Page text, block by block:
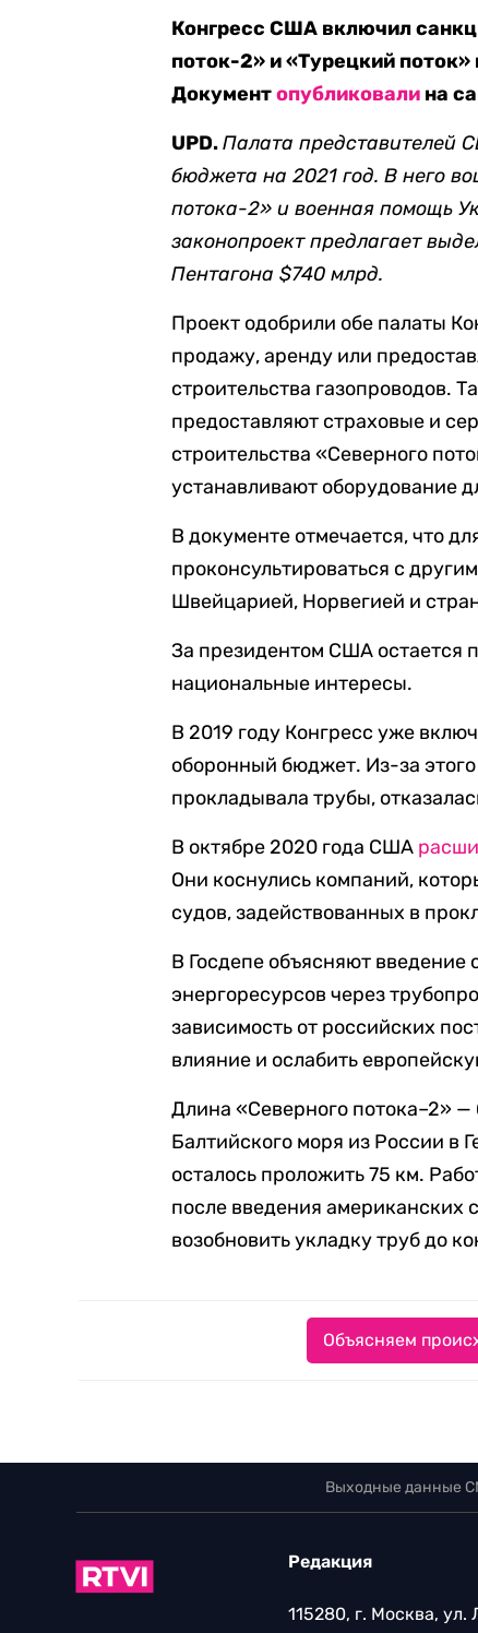
Конгресс США включил
поток-2» и «Турецкий
Документопубликовали на
UPD. Палата представителей
бюджета на 2021 год. В него
потока-2» и военная помощь
законопроект предлагает
Пентагона $740 млрд.
Проект одобрили обе палаты
продажу, аренду или
строительства газопроводов.
предоставляют страховые и
строительства «Северного
устанавливают оборудование
В документе отмечается, что
проконсультироваться с
Швейцарией, Норвегией и
За президентом США остается
национальные интересы.
В 2019 году Конгресс уже
оборонный бюджет. Из-за
прокладывала трубы,
В октябре 2020 года США
Они коснулись компаний,
судов, задействованных в
В Госдепе объясняют введение
энергоресурсов через
зависимость от российских
влияние и ослабить
Длина «Северного потока–2»
Балтийского моря из России в
осталось проложить 75 км.
после введения американских
возобновить укладку труб до
Объясняем
Выходные данные
Редакция
115280, г. Москва, ул.